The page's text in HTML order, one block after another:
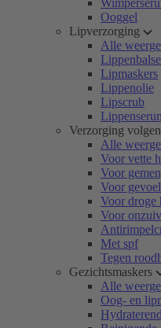
Ooggel
Lipverzorging
Alle
Lipmaskers
Lippenolie
Lipscrub
Verzorging
Alle
Voor vette
Voor
Voor
Voor droge
Voor
Met spf
Tegen
Gezichtsmaskers
Alle
Oog- en